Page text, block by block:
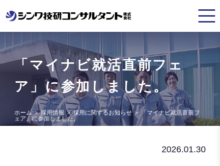
「マイナビ就活直前フェ
ア」に参加しました。
ホーム＞採用情報 ＞採用に関するお知らせ＞ 「マイナビ就活直前フ
ェア」に参加しました。
2026.01.30